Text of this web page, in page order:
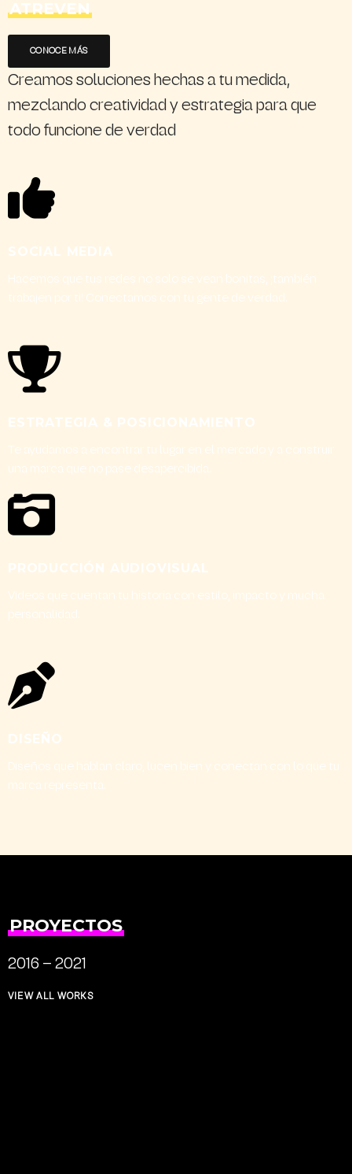
ATREVEN
CONOCE MÁS
Creamos soluciones hechas a tu medida,
mezclando creatividad y estrategia para que
todo funcione de verdad
SOCIAL MEDIA
Hacemos que tus redes no solo se vean bonitas, ¡también
trabajen por ti! Conectamos con tu gente de verdad.
ESTRATEGIA & POSICIONAMIENTO
Te ayudamos a encontrar tu lugar en el mercado y a construir
una marca que no pase desapercibida.
PRODUCCIÓN AUDIOVISUAL
Videos que cuentan tu historia con estilo, impacto y mucha
personalidad.
DISEÑO
Diseños que hablan claro, lucen bien y conectan con lo que tu
marca representa.
PROYECTOS
2016 – 2021
VIEW ALL WORKS